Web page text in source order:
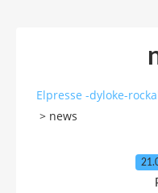
Elpresse -dyloke-
> news